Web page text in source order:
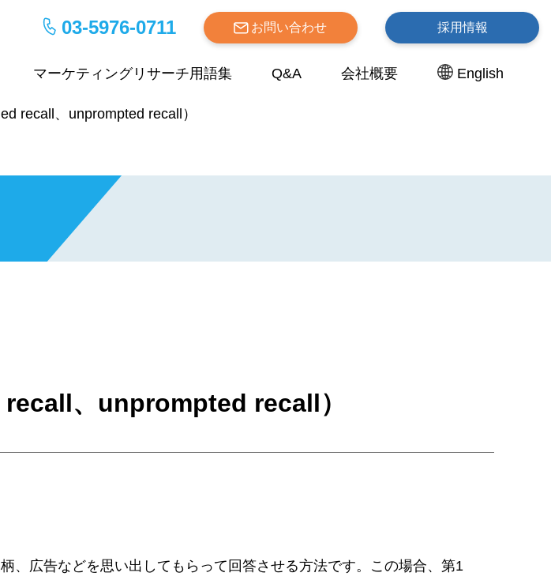
03-5976-0711 お問い合わせ 採用情報
マーケティングリサーチ用語集 Q&A 会社概要 English
recall、unprompted recall）
、unprompted recall）
、広告などを思い出してもらって回答させる方法です。この場合、第1